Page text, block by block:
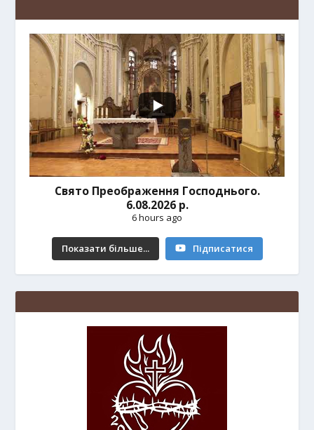
Свято Преображення Господнього.
6.08.2026 р.
6 hours ago
Показати більше... Підписатися